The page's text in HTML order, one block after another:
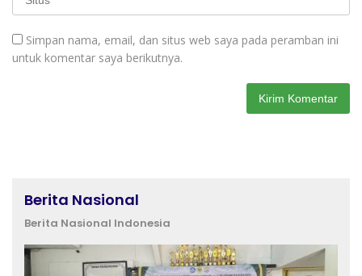
Simpan nama, email, dan situs web saya pada peramban ini
untuk komentar saya berikutnya.
Berita Nasional
Berita Nasional Indonesia